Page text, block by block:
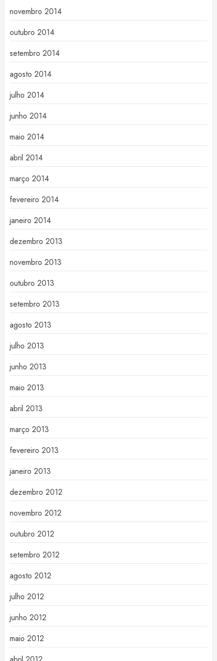
novembro 2014
outubro 2014
setembro 2014
agosto 2014
julho 2014
junho 2014
maio 2014
abril 2014
março 2014
fevereiro 2014
janeiro 2014
dezembro 2013
novembro 2013
outubro 2013
setembro 2013
agosto 2013
julho 2013
junho 2013
maio 2013
abril 2013
março 2013
fevereiro 2013
janeiro 2013
dezembro 2012
novembro 2012
outubro 2012
setembro 2012
agosto 2012
julho 2012
junho 2012
maio 2012